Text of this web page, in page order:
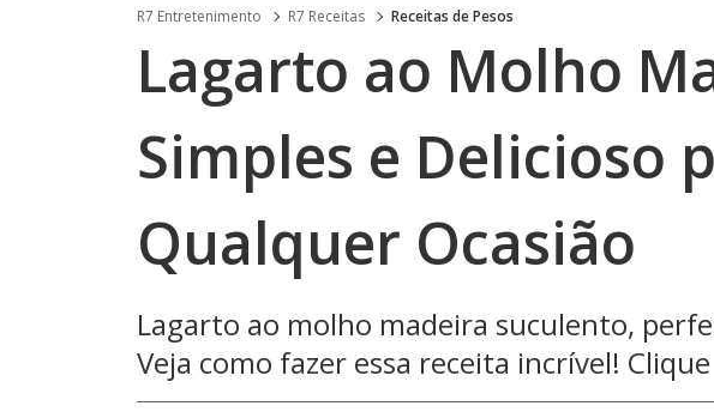
R7 Entretenimento R7 Receitas Receitas de Pesos
Lagarto ao Molho
Simples e Delicioso
Qualquer Ocasião
Lagarto ao molho madeira suculento,
Veja como fazer essa receita incrível!